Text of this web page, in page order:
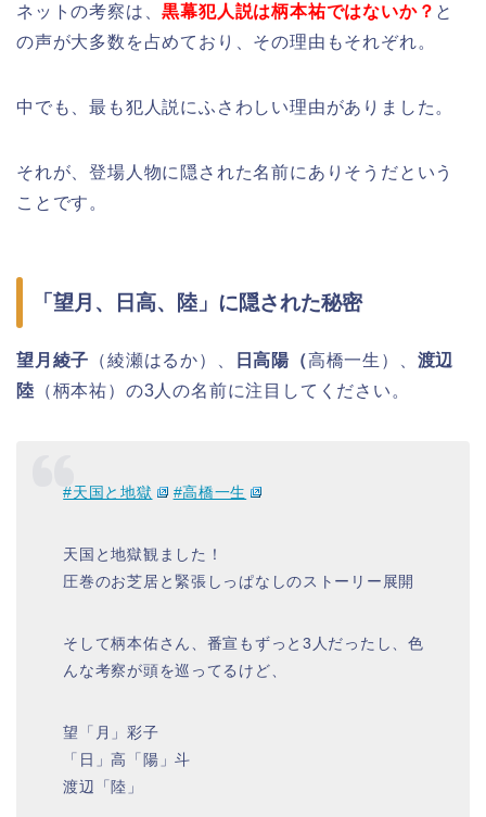
ネットの考察は、黒幕犯人説は柄本祐ではないか？ と
の声が大多数を占めており、その理由もそれぞれ。
中でも、最も犯人説にふさわしい理由がありました。
それが、登場人物に隠された名前にありそうだという
ことです。
「望月、日高、陸」に隠された秘密
望月綾子 （綾瀬はるか）、 日高陽（高橋一生）、 渡辺
陸 （柄本祐）の3人の名前に注目してください。
#天国と地獄 #高橋一生
天国と地獄観ました！
圧巻のお芝居と緊張しっぱなしのストーリー展開
そして柄本佑さん、番宣もずっと3人だったし、色
んな考察が頭を巡ってるけど、
望「月」彩子
「日」高「陽」斗
渡辺「陸」